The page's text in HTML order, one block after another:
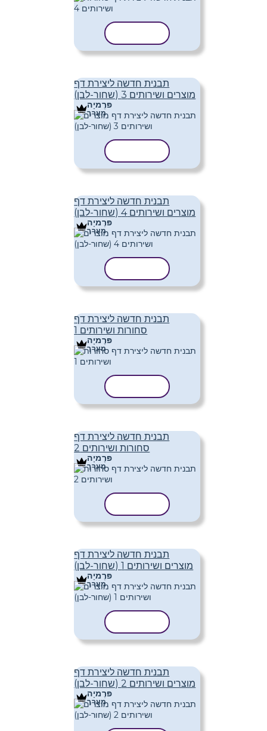
תבנית חדשה ליצירת דף
מוצרים ושירותים 3 (שחור-לבן)
פּרֶמיָה
מַעֲרָך
תבנית חדשה ליצירת דף
מוצרים ושירותים 4 (שחור-לבן)
פּרֶמיָה
מַעֲרָך
תבנית חדשה ליצירת דף
סחורות ושירותים 1
פּרֶמיָה
מַעֲרָך
תבנית חדשה ליצירת דף
סחורות ושירותים 2
פּרֶמיָה
מַעֲרָך
תבנית חדשה ליצירת דף
מוצרים ושירותים 1 (שחור-לבן)
פּרֶמיָה
מַעֲרָך
תבנית חדשה ליצירת דף
מוצרים ושירותים 2 (שחור-לבן)
פּרֶמיָה
מַעֲרָך